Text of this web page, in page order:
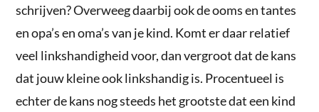
schrijven? Overweeg daarbij ook de ooms en tantes
en opa’s en oma’s van je kind. Komt er daar relatief
veel linkshandigheid voor, dan vergroot dat de kans
dat jouw kleine ook linkshandig is. Procentueel is
echter de kans nog steeds het grootste dat een kind